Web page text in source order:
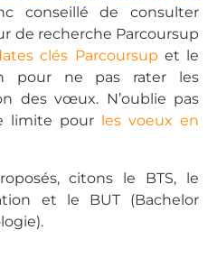
conseillé de consulter
de recherche Parcoursup
clés Parcoursup et le
pour ne pas rater les
des vœux. N’oublie pas
limite pour les voeux en
citons le BTS, le
et le BUT (Bachelor